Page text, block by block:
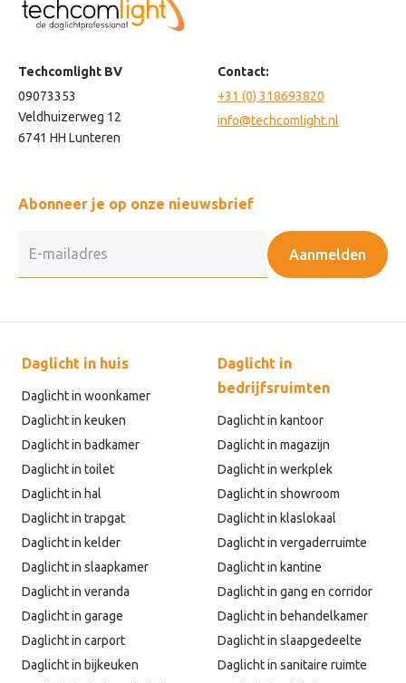
Techcomlight BV
09073353
Veldhuizerweg 12
6741 HH Lunteren
Contact:
+31 (0) 318693820
info@techcomlight.nl
Abonneer je op onze nieuwsbrief
Aanmelden
Daglicht in huis
Daglicht in woonkamer
Daglicht in keuken
Daglicht in badkamer
Daglicht in toilet
Daglicht in hal
Daglicht in trapgat
Daglicht in kelder
Daglicht in slaapkamer
Daglicht in veranda
Daglicht in garage
Daglicht in carport
Daglicht in bijkeuken
Daglicht in
bedrijfsruimten
Daglicht in kantoor
Daglicht in magazijn
Daglicht in werkplek
Daglicht in showroom
Daglicht in klaslokaal
Daglicht in vergaderruimte
Daglicht in kantine
Daglicht in gang en corridor
Daglicht in behandelkamer
Daglicht in slaapgedeelte
Daglicht in sanitaire ruimte